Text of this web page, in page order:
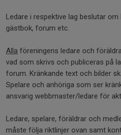
Ledare i respektive lag beslutar
gästbok, forum etc.
Alla föreningens ledare och
vad som skrivs och publiceras på
forum. Kränkande text och bilder
Spelare och anhöriga som ser
ansvarig webbmaster/ledare för
Ledare, spelare, föräldrar och
måste följa riktlinjer ovan samt